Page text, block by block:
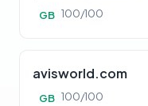
GB 100/100
avisworld.com
GB 100/100